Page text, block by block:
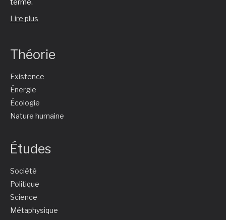
Lire plus
Théorie
Existence
Énergie
Écologie
Nature humaine
Études
Société
Politique
Science
Métaphysique